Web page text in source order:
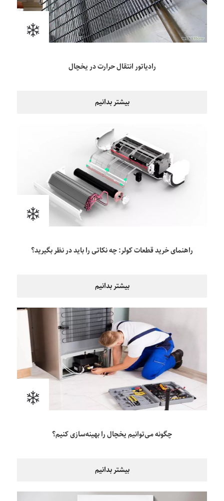
رادیاتور انتقال حرارت در یخچال
بیشتر بدانیم
راهنمای خرید قطعات کولر: چه نکاتی را باید در نظر بگیرید؟
بیشتر بدانیم
چگونه می‌توانیم یخچال را بهینه‌سازی کنیم؟
بیشتر بدانیم